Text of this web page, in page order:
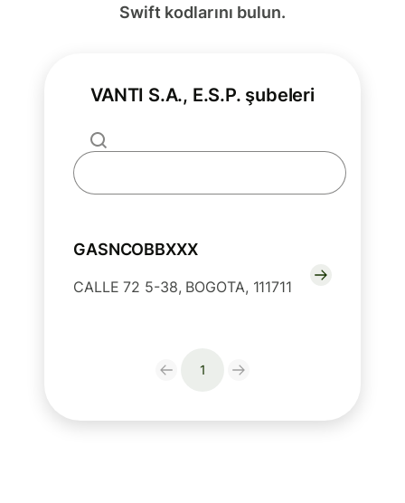
Swift kodlarını bulun.
VANTI S.A., E.S.P. şubeleri
GASNCOBBXXX
CALLE 72 5-38, BOGOTA, 111711
1